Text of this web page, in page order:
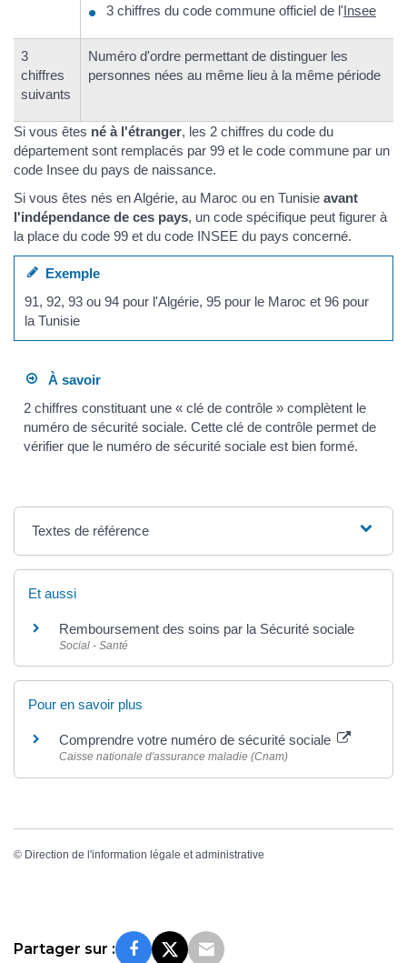
3 chiffres du code commune officiel de l'Insee
3
chiffres
suivants
Numéro d'ordre permettant de distinguer les
personnes nées au même lieu à la même période
Si vous êtes né à l'étranger, les 2 chiffres du code du
département sont remplacés par 99 et le code commune par un
code Insee du pays de naissance.
Si vous êtes nés en Algérie, au Maroc ou en Tunisie avant
l'indépendance de ces pays, un code spécifique peut figurer à
la place du code 99 et du code INSEE du pays concerné.
Exemple
91, 92, 93 ou 94 pour l'Algérie, 95 pour le Maroc et 96 pour
la Tunisie
À savoir
2 chiffres constituant une « clé de contrôle » complètent le
numéro de sécurité sociale. Cette clé de contrôle permet de
vérifier que le numéro de sécurité sociale est bien formé.
Textes de référence
Et aussi
Remboursement des soins par la Sécurité sociale
Social - Santé
Pour en savoir plus
Comprendre votre numéro de sécurité sociale
Caisse nationale d'assurance maladie (Cnam)
© Direction de l'information légale et administrative
Partager sur :